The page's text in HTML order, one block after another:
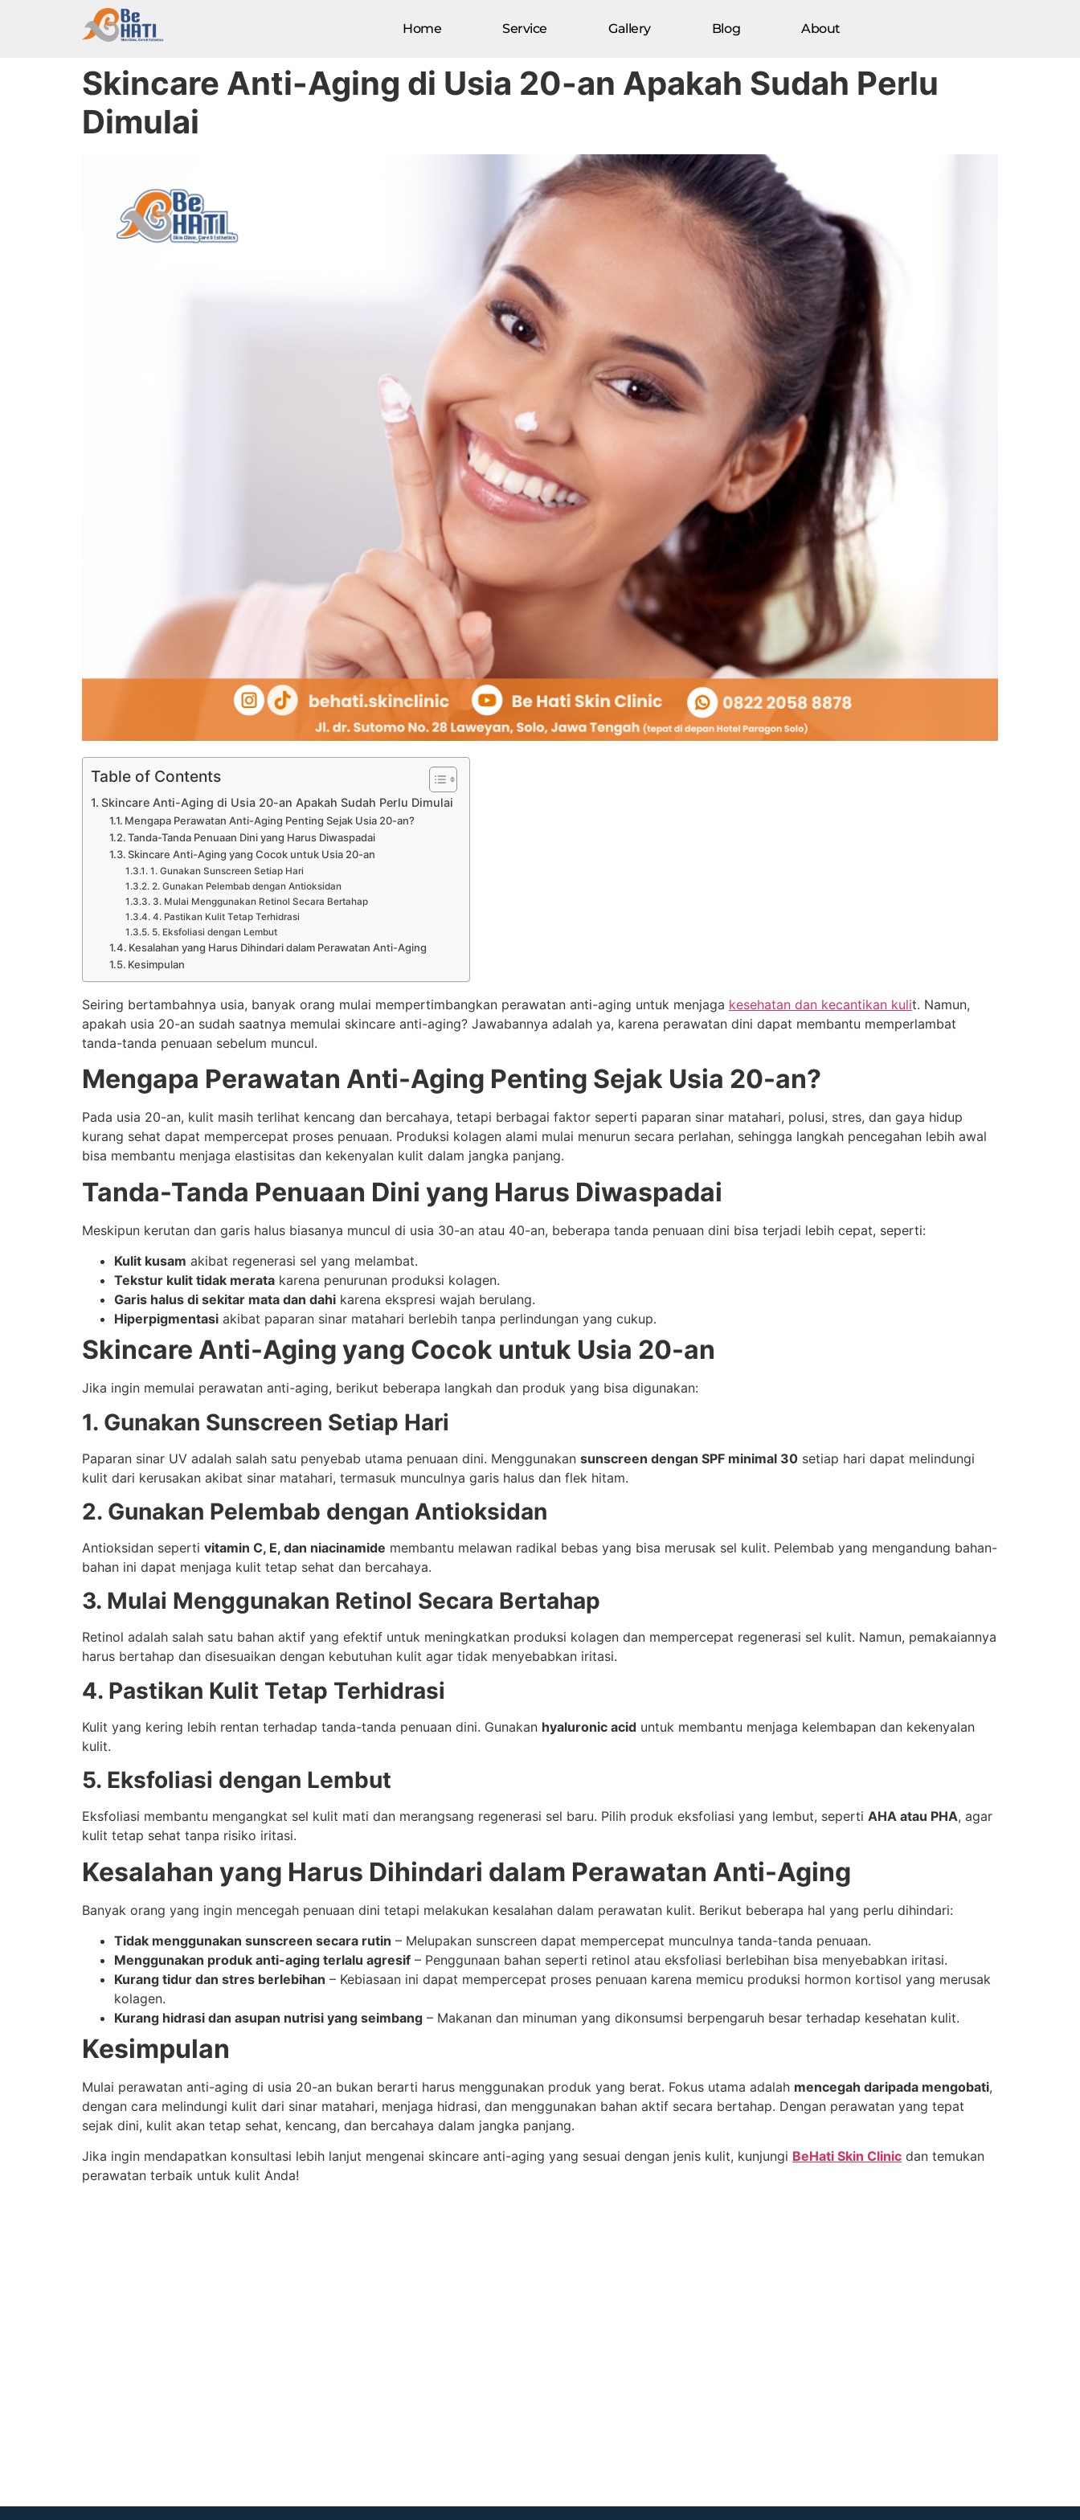
Home Service Gallery Blog About
Skincare Anti-Aging di Usia 20-an Apakah Sudah Perlu
Dimulai
Table of Contents
Skincare Anti-Aging di Usia 20-an Apakah Sudah Perlu Dimulai
Mengapa Perawatan Anti-Aging Penting Sejak Usia 20-an?
Tanda-Tanda Penuaan Dini yang Harus Diwaspadai
Skincare Anti-Aging yang Cocok untuk Usia 20-an
1. Gunakan Sunscreen Setiap Hari
2. Gunakan Pelembab dengan Antioksidan
3. Mulai Menggunakan Retinol Secara Bertahap
4. Pastikan Kulit Tetap Terhidrasi
5. Eksfoliasi dengan Lembut
Kesalahan yang Harus Dihindari dalam Perawatan Anti-Aging
Kesimpulan
Seiring bertambahnya usia, banyak orang mulai mempertimbangkan perawatan anti-aging untuk menjaga kesehatan dan kecantikan kulit. Namun,
apakah usia 20-an sudah saatnya memulai skincare anti-aging? Jawabannya adalah ya, karena perawatan dini dapat membantu memperlambat
tanda-tanda penuaan sebelum muncul.
Mengapa Perawatan Anti-Aging Penting Sejak Usia 20-an?
Pada usia 20-an, kulit masih terlihat kencang dan bercahaya, tetapi berbagai faktor seperti paparan sinar matahari, polusi, stres, dan gaya hidup
kurang sehat dapat mempercepat proses penuaan. Produksi kolagen alami mulai menurun secara perlahan, sehingga langkah pencegahan lebih awal
bisa membantu menjaga elastisitas dan kekenyalan kulit dalam jangka panjang.
Tanda-Tanda Penuaan Dini yang Harus Diwaspadai
Meskipun kerutan dan garis halus biasanya muncul di usia 30-an atau 40-an, beberapa tanda penuaan dini bisa terjadi lebih cepat, seperti:
Kulit kusam akibat regenerasi sel yang melambat.
Tekstur kulit tidak merata karena penurunan produksi kolagen.
Garis halus di sekitar mata dan dahi karena ekspresi wajah berulang.
Hiperpigmentasi akibat paparan sinar matahari berlebih tanpa perlindungan yang cukup.
Skincare Anti-Aging yang Cocok untuk Usia 20-an
Jika ingin memulai perawatan anti-aging, berikut beberapa langkah dan produk yang bisa digunakan:
1. Gunakan Sunscreen Setiap Hari
Paparan sinar UV adalah salah satu penyebab utama penuaan dini. Menggunakan sunscreen dengan SPF minimal 30 setiap hari dapat melindungi
kulit dari kerusakan akibat sinar matahari, termasuk munculnya garis halus dan flek hitam.
2. Gunakan Pelembab dengan Antioksidan
Antioksidan seperti vitamin C, E, dan niacinamide membantu melawan radikal bebas yang bisa merusak sel kulit. Pelembab yang mengandung bahan-
bahan ini dapat menjaga kulit tetap sehat dan bercahaya.
3. Mulai Menggunakan Retinol Secara Bertahap
Retinol adalah salah satu bahan aktif yang efektif untuk meningkatkan produksi kolagen dan mempercepat regenerasi sel kulit. Namun, pemakaiannya
harus bertahap dan disesuaikan dengan kebutuhan kulit agar tidak menyebabkan iritasi.
4. Pastikan Kulit Tetap Terhidrasi
Kulit yang kering lebih rentan terhadap tanda-tanda penuaan dini. Gunakan hyaluronic acid untuk membantu menjaga kelembapan dan kekenyalan
kulit.
5. Eksfoliasi dengan Lembut
Eksfoliasi membantu mengangkat sel kulit mati dan merangsang regenerasi sel baru. Pilih produk eksfoliasi yang lembut, seperti AHA atau PHA, agar
kulit tetap sehat tanpa risiko iritasi.
Kesalahan yang Harus Dihindari dalam Perawatan Anti-Aging
Banyak orang yang ingin mencegah penuaan dini tetapi melakukan kesalahan dalam perawatan kulit. Berikut beberapa hal yang perlu dihindari:
Tidak menggunakan sunscreen secara rutin – Melupakan sunscreen dapat mempercepat munculnya tanda-tanda penuaan.
Menggunakan produk anti-aging terlalu agresif – Penggunaan bahan seperti retinol atau eksfoliasi berlebihan bisa menyebabkan iritasi.
Kurang tidur dan stres berlebihan – Kebiasaan ini dapat mempercepat proses penuaan karena memicu produksi hormon kortisol yang merusak
kolagen.
Kurang hidrasi dan asupan nutrisi yang seimbang – Makanan dan minuman yang dikonsumsi berpengaruh besar terhadap kesehatan kulit.
Kesimpulan
Mulai perawatan anti-aging di usia 20-an bukan berarti harus menggunakan produk yang berat. Fokus utama adalah mencegah daripada mengobati,
dengan cara melindungi kulit dari sinar matahari, menjaga hidrasi, dan menggunakan bahan aktif secara bertahap. Dengan perawatan yang tepat
sejak dini, kulit akan tetap sehat, kencang, dan bercahaya dalam jangka panjang.
Jika ingin mendapatkan konsultasi lebih lanjut mengenai skincare anti-aging yang sesuai dengan jenis kulit, kunjungi BeHati Skin Clinic dan temukan
perawatan terbaik untuk kulit Anda!